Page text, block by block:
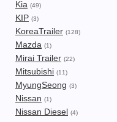
Kia (49)
KIP (3)
KoreaTrailer (128)
Mazda (1)
Mirai Trailer (22)
Mitsubishi (11)
MyungSeong (3)
Nissan (1)
Nissan Diesel (4)